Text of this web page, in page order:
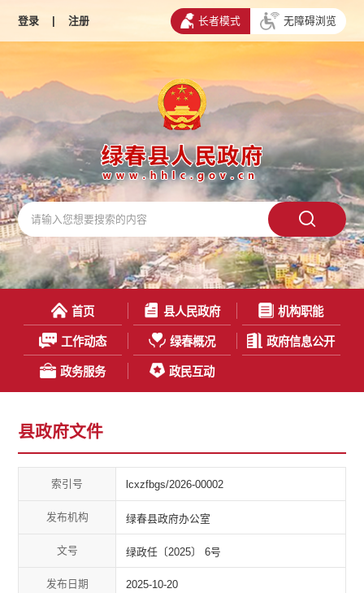
登录 | 注册 长者模式 无障碍浏览
首页 县人民政府 机构职能
工作动态 绿春概况 政府信息公开
政务服务 政民互动
县政府文件
索引号 lcxzfbgs/2026-00002
发布机构 绿春县政府办公室
文号 绿政任〔2025〕 6号
发布日期 2025-10-20